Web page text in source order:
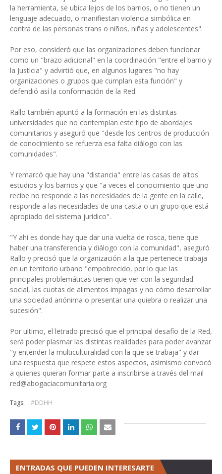
la herramienta, se ubica lejos de los barrios, o no tienen un
lenguaje adecuado, o manifiestan violencia simbólica en
contra de las personas trans o niños, niñas y adolescentes".
Por eso, consideró que las organizaciones deben funcionar
como un "brazo adicional" en la coordinación "entre el barrio y
la Justicia" y advirtió que, en algunos lugares "no hay
organizaciones o grupos que cumplan esta función" y
defendió así la conformación de la Red.
Rallo también apuntó a la formación en las distintas
universidades que no contemplan este tipo de abordajes
comunitarios y aseguró que "desde los centros de producción
de conocimiento se refuerza esa falta diálogo con las
comunidades".
Y remarcó que hay una "distancia" entre las casas de altos
estudios y los barrios y que "a veces el conocimiento que uno
recibe no responde a las necesidades de la gente en la calle,
responde a las necesidades de una casta o un grupo que está
apropiado del sistema jurídico".
"Y ahí es donde hay que dar una vuelta de rosca, tiene que
haber una transferencia y diálogo con la comunidad", aseguró
Rallo y precisó que la organización a la que pertenece trabaja
en un territorio urbano "empobrecido, por lo que las
principales problemáticas tienen que ver con la seguridad
social, las cuotas de alimentos impagas y no cómo desarrollar
una sociedad anónima o presentar una quiebra o realizar una
sucesión".
Por ultimo, el letrado precisó que el principal desafío de la Red,
será poder plasmar las distintas realidades para poder avanzar
"y entender la multiculturalidad con la que se trabaja" y dar
una respuesta que respete estos aspectos, asimismo convocó
a quienes quieran formar parte a inscribirse a través del mail
red@abogaciacomunitaria.org
Tags: #DDHH
ENTRADAS QUE PUEDEN INTERESARTE